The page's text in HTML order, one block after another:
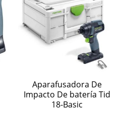
Aparafusadora De
Impacto De batería Tid
18-Basic